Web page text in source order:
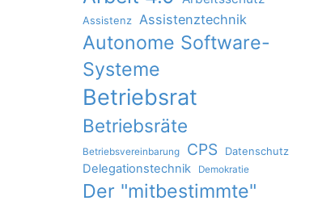
Assistenz Assistenztechnik
Autonome Software-
Systeme
Betriebsrat
Betriebsräte
Betriebsvereinbarung CPS Datenschutz
Delegationstechnik Demokratie
Der "mitbestimmte"